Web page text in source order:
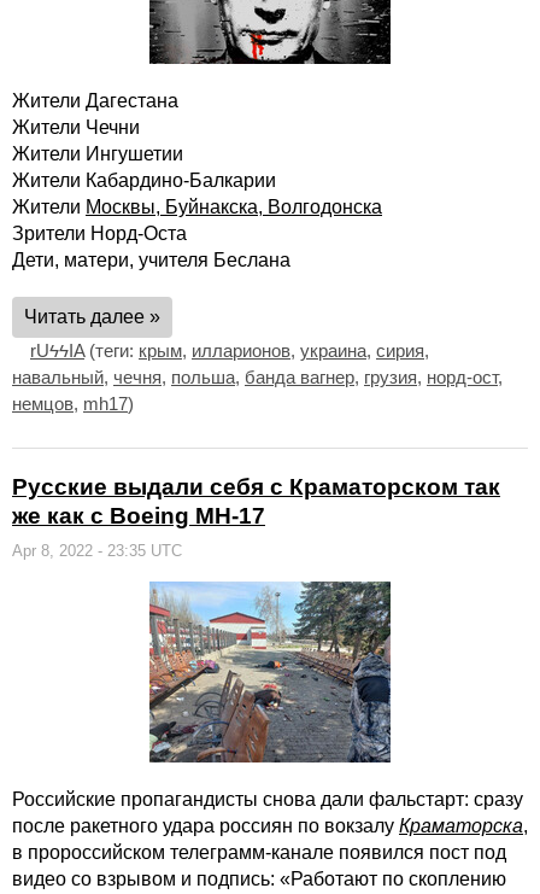
Жители Дагестана
Жители Чечни
Жители Ингушетии
Жители Кабардино-Балкарии
Жители Москвы, Буйнакска, Волгодонска
Зрители Норд-Оста
Дети, матери, учителя Беслана
Читать далее »
rUϟϟIA(теги: крым, илларионов, украина, сирия,
навальный, чечня, польша, банда вагнер, грузия, норд-ост,
немцов, mh17)
Русские выдали себя с Краматорском так
же как с Boeing MH-17
Apr 8, 2022 - 23:35 UTC
Российские пропагандисты снова дали фальстарт: сразу
после ракетного удара россиян по вокзалу Краматорска,
в пророссийском телеграмм-канале появился пост под
видео со взрывом и подпись: «Работают по скоплению